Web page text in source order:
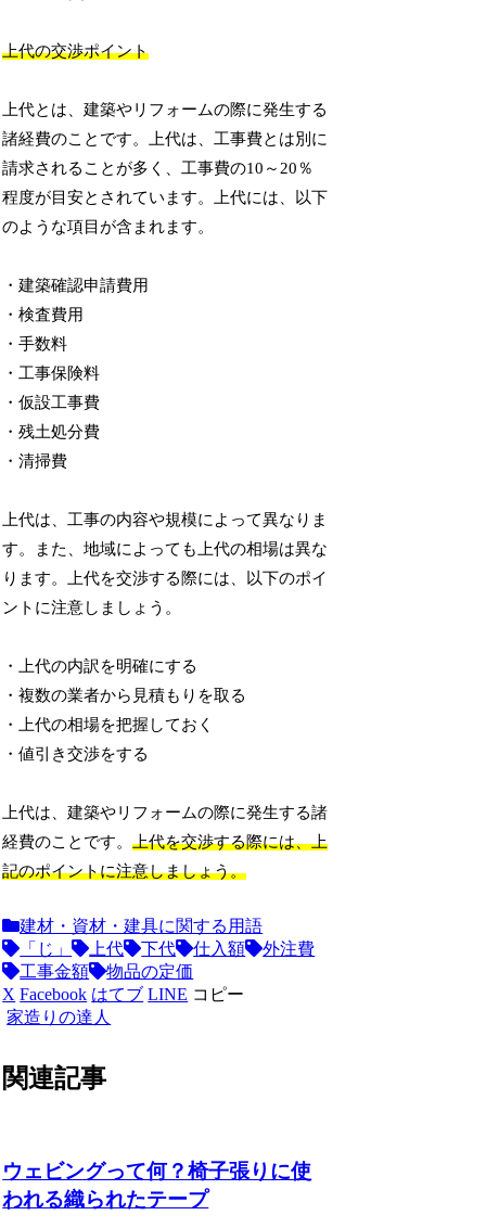
上代の交渉ポイント
上代とは、建築やリフォームの際に発生する
諸経費のことです。上代は、工事費とは別に
請求されることが多く、工事費の10～20％
程度が目安とされています。上代には、以下
のような項目が含まれます。
・建築確認申請費用
・検査費用
・手数料
・工事保険料
・仮設工事費
・残土処分費
・清掃費
上代は、工事の内容や規模によって異なりま
す。また、地域によっても上代の相場は異な
ります。上代を交渉する際には、以下のポイ
ントに注意しましょう。
・上代の内訳を明確にする
・複数の業者から見積もりを取る
・上代の相場を把握しておく
・値引き交渉をする
上代は、建築やリフォームの際に発生する諸
経費のことです。上代を交渉する際には、上
記のポイントに注意しましょう。
建材・資材・建具に関する用語
「じ」
上代 下代 仕入額
外注費
工事金額
物品の定価
X Facebook はてブ LINE コピー
家造りの達人
関連記事
ウェビングって何？椅子張りに使
われる織られたテープ